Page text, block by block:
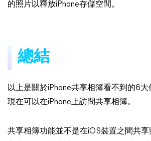
的照片以釋放iPhone存儲空間。
總結
以上是關於iPhone共享相簿看不到的6
現在可以在iPhone上訪問共享相簿。
共享相簿功能並不是在iOS裝置之間共